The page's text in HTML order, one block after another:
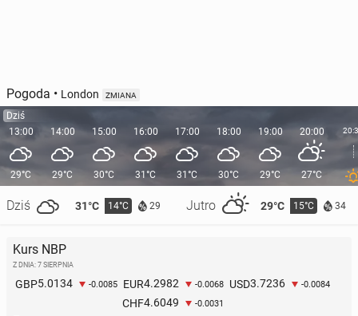
Pogoda • London ZMIANA
Dziś
13:00
29°C
Dziś 31°C 14°C 29 Jutro 29°C 15°C 34
14:00
29°C
15:00
30°C
16:00
31°C
17:00
31°C
18:00
30°C
19:00
29°C
20:00
27°C
Kurs NBP
Z DNIA: 7 SIERPNIA
GBP5.0134 -0.0085 EUR4.2982 -0.0068 USD3.7236 -0.0084
CHF4.6049 -0.0031